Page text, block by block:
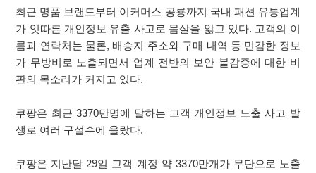
최근 명품 브랜드부터 이커머스 공룡까지 국내 패션 유통업계
가 잇따른 개인정보 유출 사고로 몸살을 앓고 있다. 고객의 이
름과 연락처는 물론, 배송지 주소와 구매 내역 등 민감한 정보
가 무방비로 노출되면서 업계 전반의 보안 불감증에 대한 비
판의 목소리가 커지고 있다.
쿠팡은 최근 3370만명에 달하는 고객 개인정보 노출 사고 발
생로 여러 구설수에 올랐다.
쿠팡은 지난달 29일 고객 계정 약 3370만개가 무단으로 노출